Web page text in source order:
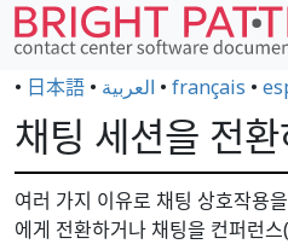
• 日本語 • العربية • français •
채팅 세션을 전
여러 가지 이유로 채팅 상호작용
에게 전환하거나 채팅을 컨퍼런